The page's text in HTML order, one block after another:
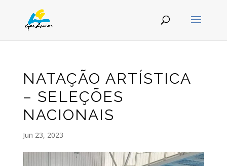
NATAÇÃO ARTÍSTICA
– SELEÇÕES
NACIONAIS
Jun 23, 2023